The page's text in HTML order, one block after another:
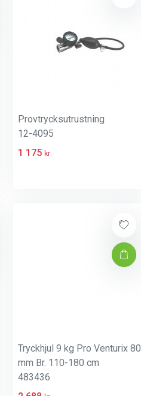
Provtrycksutrustning
12-4095
1 175 kr
Tryckhjul 9 kg Pro Venturix 80
mm Br. 110-180 cm
483436